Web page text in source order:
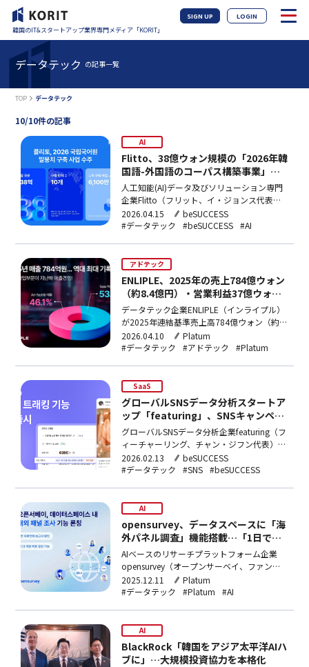
韓国のIT&スタートアップ業界専門メディア「KORIT」
SIGN UP LOGIN
データテック の記事一覧
TOP データテック
10/10件の記事
AI
Flitto、38億ウォン規模の「2026年韓
国語-外国語のコーパス構築事業」受
注
人工知能(AI)データ及びソリューション専門
企業Flitto（フリット、イ・ジョンス代表）
が、国立国語院が主管する「2026年韓国語-
外国語コーパス構築事業」の遂行企業に選定
言語データ主権を確保し、通・翻訳や音声認
識…
2026.04.15
beSUCCESS
#データテック
#beSUCCESS #AI
アドテック
ENLIPLE、2025年の売上784億ウォン
（約8.4億円）・営業利益37億ウォン
（約4億円）…歴代最大実績、SaaSの
比重が半分を超える
データテック企業ENLIPLE（インライプル）
が2025年連結基準売上高784億ウォン（約
8.4億円）、営業利益37億ウォン（約4億
円）を記録し、歴代最大実績を達成した。当
を変更した戦略が功を奏したと分析される。
今回…
2026.04.10
Platum
#データテック
#アドテック #Platum
SaaS
グローバルSNSデータ分析スタートア
ップ「featuring」、SNSキャンペー
ン成果モニタリング自動化「コンテン
ツトラッキング」機能追加
グローバルSNSデータ分析企業featuring（フ
ィーチャーリング、チャン・ジフン代表）が
同一名のAIオールインワン・インフルエンサ
ー・マーケティング・ソリューション
テンツトラッキング機能を追加した。コン
テ…
2026.02.13
beSUCCESS
#データテック
#SNS #beSUCCESS
AI
opensurvey、データスペースに「海
外パネル調査」機能搭載…「1日で結
果確認」
AIベースのリサーチプラットフォーム企業
opensurvey（オープンサーベイ、ファン・
ヒヨン代表）は、自社のリサーチ・管理プラ
ットフォーム「データスペース」に、「海外
業がデータスペースのプラットフォーム内で
直接海外パ…
2025.12.11
Platum
#データテック
#Platum #AI
AI
BlackRock「韓国をアジア太平洋AIハ
ブに」…大規模投資協力を本格化